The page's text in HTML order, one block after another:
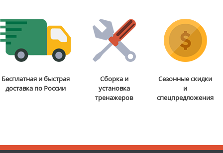
Бесплатная и быстрая
доставка по России
Сборка и
установка
тренажеров
Сезонные скидки
и
спецпредложения